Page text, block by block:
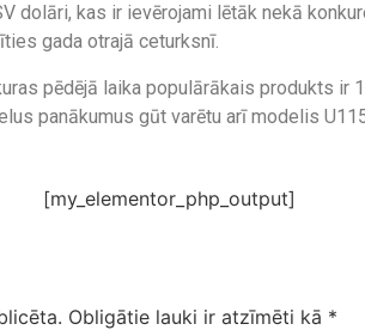
dolāri, kas ir ievērojami lētāk nekā
gada otrajā ceturksnī.
pēdējā laika populārākais produkts ir
panākumus gūt varētu arī modelis
[my_elementor_php_output]
Obligātie lauki ir atzīmēti kā *